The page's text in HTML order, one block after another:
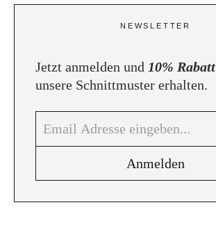
NEWSLETTER
Jetzt anmelden und 10% Rabatt
unsere Schnittmuster erhalten.